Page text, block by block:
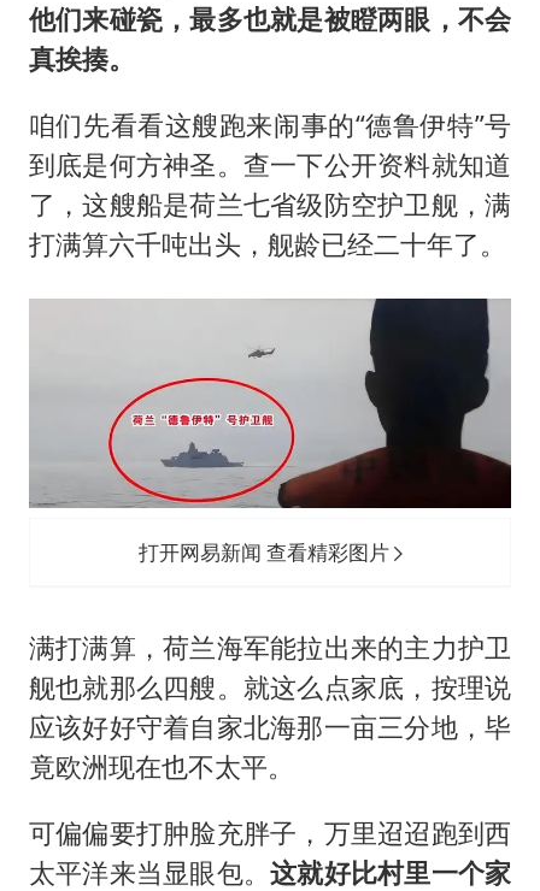
他们来碰瓷，最多也就是被瞪两眼，不会
真挨揍。
咱们先看看这艘跑来闹事的“德鲁伊特”号
到底是何方神圣。查一下公开资料就知道
了，这艘船是荷兰七省级防空护卫舰，满
打满算六千吨出头，舰龄已经二十年了。
打开网易新闻 查看精彩图片
满打满算，荷兰海军能拉出来的主力护卫
舰也就那么四艘。就这么点家底，按理说
应该好好守着自家北海那一亩三分地，毕
竟欧洲现在也不太平。
可偏偏要打肿脸充胖子，万里迢迢跑到西
太平洋来当显眼包。这就好比村里一个家